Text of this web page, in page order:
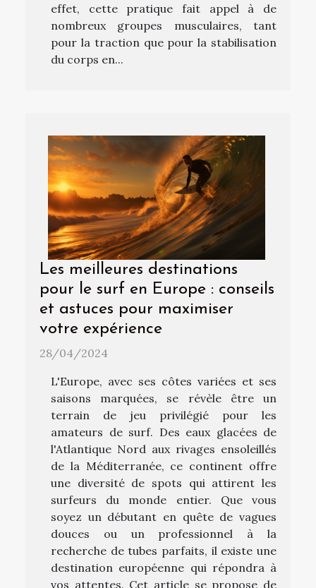
effet, cette pratique fait appel à de
nombreux groupes musculaires, tant
pour la traction que pour la stabilisation
du corps en...
Les meilleures destinations
pour le surf en Europe : conseils
et astuces pour maximiser
votre expérience
28/04/2024
L'Europe, avec ses côtes variées et ses
saisons marquées, se révèle être un
terrain de jeu privilégié pour les
amateurs de surf. Des eaux glacées de
l'Atlantique Nord aux rivages ensoleillés
de la Méditerranée, ce continent offre
une diversité de spots qui attirent les
surfeurs du monde entier. Que vous
soyez un débutant en quête de vagues
douces ou un professionnel à la
recherche de tubes parfaits, il existe une
destination européenne qui répondra à
vos attentes. Cet article se propose de